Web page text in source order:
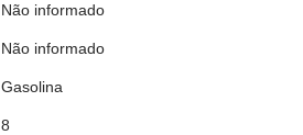
Não informado
Não informado
Gasolina
8